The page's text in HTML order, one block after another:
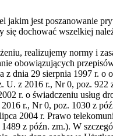
jakim jest poszanowanie
się dochować wszelkiej
realizujemy normy i
obowiązujących
z dnia 29 sierpnia 1997 r. o
U. z 2016 r., Nr 0, poz. 922
r. o świadczeniu usług
r., Nr 0, poz. 1030 z
2004 r. Prawo
z późn. zm.). W